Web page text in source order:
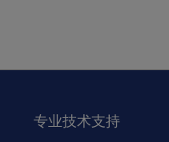
专业技术支持